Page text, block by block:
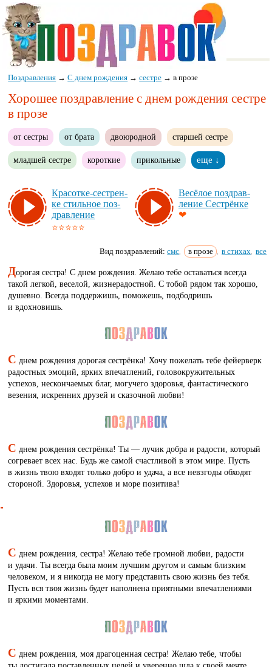
Поздравления →С днем рождения →сестре →в прозе
Хорошее поздравление с днем рождения сестре
в прозе
от сестры от брата двоюродной старшей сестре
младшей сестре короткие прикольные еще ↓
Кра­сот­ке-сес­трен­
ке стиль­ное поз­
драв­ле­ние
⭐⭐⭐⭐⭐
Ве­сё­лое поз­драв­
ле­ние Сес­трён­ке
❤
Вид поздравлений:смс в прозе , в стихах все
Дорогая сестра! С днем рождения. Желаю тебе оставаться всегда
такой легкой, веселой, жизнерадостной. С тобой рядом так хорошо,
душевно. Всегда поддержишь, поможешь, подбодришь
и вдохновишь.
С днем рождения дорогая сестрёнка! Хочу пожелать тебе фейерверк
радостных эмоций, ярких впечатлений, головокружительных
успехов, нескончаемых благ, могучего здоровья, фантастического
везения, искренних друзей и сказочной любви!
С днем рождения сестрёнка! Ты — лучик добра и радости, который
согревает всех нас. Будь же самой счастливой в этом мире. Пусть
в жизнь твою входят только добро и удача, а все невзгоды обходят
стороной. Здоровья, успехов и море позитива!
С днем рождения, сестра! Желаю тебе громной любви, радости
и удачи. Ты всегда была моим лучшим другом и самым близким
человеком, и я никогда не могу представить свою жизнь без тебя.
Пусть вся твоя жизнь будет наполнена приятными впечатлениями
и яркими моментами.
С днем рождения, моя драгоценная сестра! Желаю тебе, чтобы
ты достигала поставленных целей и уверенно шла к своей мечте.